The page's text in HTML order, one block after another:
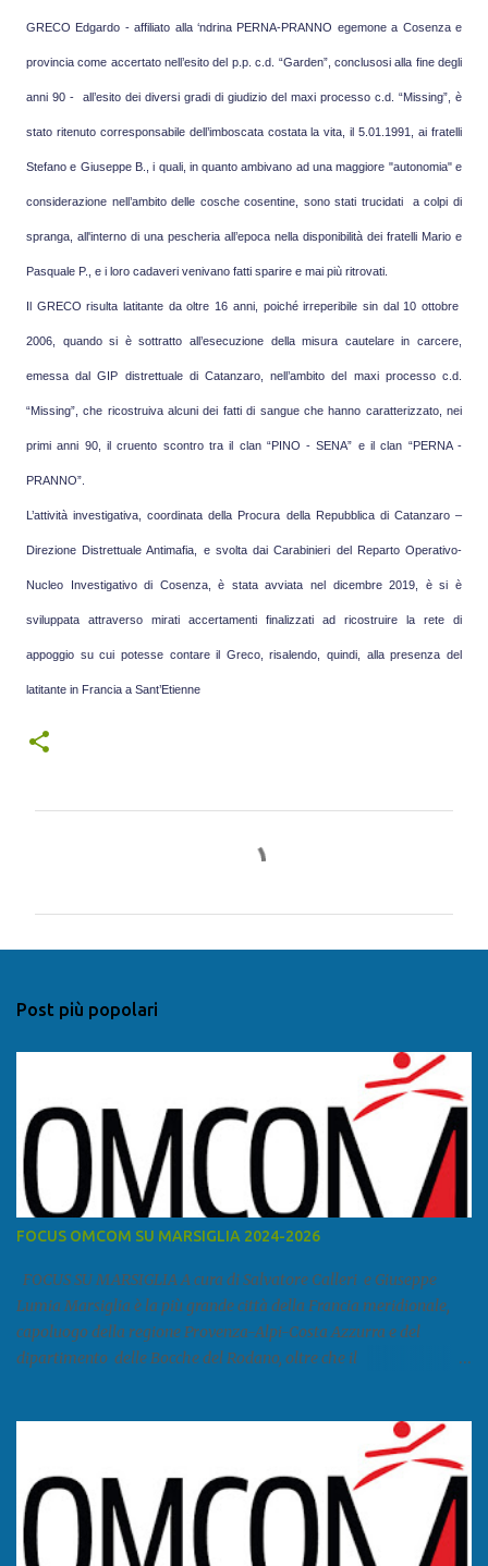
GRECO Edgardo - affiliato alla ‘ndrina PERNA-PRANNO egemone a Cosenza e
provincia come accertato nell’esito del p.p. c.d. “Garden”, conclusosi alla fine degli
anni 90 - all’esito dei diversi gradi di giudizio del maxi processo c.d. “Missing”, è
stato ritenuto corresponsabile dell’imboscata costata la vita, il 5.01.1991, ai fratelli
Stefano e Giuseppe B., i quali, in quanto ambivano ad una maggiore "autonomia" e
considerazione nell’ambito delle cosche cosentine, sono stati trucidati a colpi di
spranga, all'interno di una pescheria all’epoca nella disponibilità dei fratelli Mario e
Pasquale P., e i loro cadaveri venivano fatti sparire e mai più ritrovati.
Il GRECO risulta latitante da oltre 16 anni, poiché irreperibile sin dal 10 ottobre
2006, quando si è sottratto all’esecuzione della misura cautelare in carcere,
emessa dal GIP distrettuale di Catanzaro, nell’ambito del maxi processo c.d.
“Missing”, che ricostruiva alcuni dei fatti di sangue che hanno caratterizzato, nei
primi anni 90, il cruento scontro tra il clan “PINO - SENA” e il clan “PERNA -
PRANNO”.
L’attività investigativa, coordinata della Procura della Repubblica di Catanzaro –
Direzione Distrettuale Antimafia, e svolta dai Carabinieri del Reparto Operativo-
Nucleo Investigativo di Cosenza, è stata avviata nel dicembre 2019, è si è
sviluppata attraverso mirati accertamenti finalizzati ad ricostruire la rete di
appoggio su cui potesse contare il Greco, risalendo, quindi, alla presenza del
latitante in Francia a Sant’Etienne
i
Post più popolari
FOCUS OMCOM SU MARSIGLIA 2024-2026
FOCUS SU MARSIGLIA A cura di Salvatore Calleri e Giuseppe
Lumia Marsiglia è la più grande città della Francia meridionale,
capoluogo della regione Provenza-Alpi-Costa Azzurra e del
dipartimento delle Bocche del Rodano, oltre che il
come area metropolitana. Studiare quanto succede a Marsiglia è
molto importante per la geopolitica narcomafiosa perché
Marsiglia ha il porto in asse con la Corsica, Genova, Livorno e
Napoli e le banlieu gemellate con le periferie milanesi. Secondo il
rapporto della DCSA è uno dei principali scali del narcotraffico dal